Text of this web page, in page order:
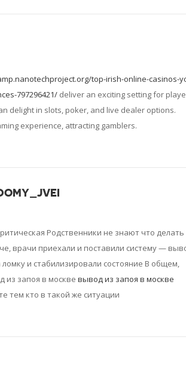
top-irish-online-casinos-
797296421/deliver an exciting setting for
delight in slots, poker, and live dealer options.
experience, attracting gamblers.
Родственники не знают что делать
врачи приехали и поставили систему —
и стабилизировали состояние В общем,
запоя в москве вывод из запоя в москве
тем кто в такой же ситуации